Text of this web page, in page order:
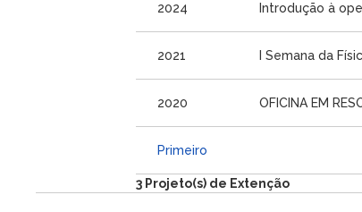
2024 Introdução à
2021 I Semana da
2020 OFICINA EM
Primeiro
3 Projeto(s) de Extenção